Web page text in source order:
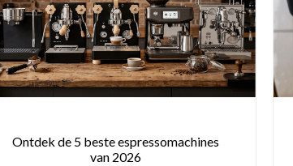
Ontdek de 5 beste espressomachines
van 2026